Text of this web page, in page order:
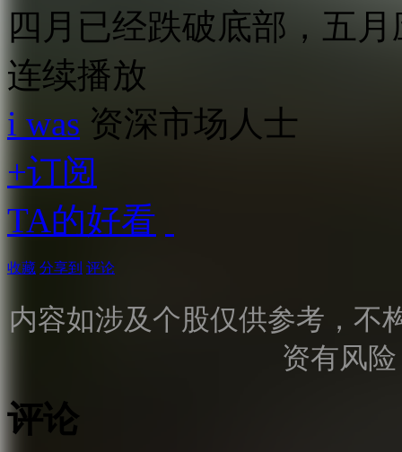
四月已经跌破底部，五
连续播放
i was 资深市场人士
+订阅
TA的好看
收藏 分享到 评论
内容如涉及个股仅供参考，不
资有风
评论